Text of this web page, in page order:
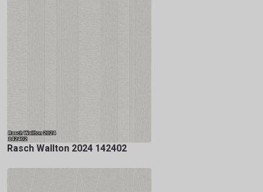
Rasch Wallton 2024 142402